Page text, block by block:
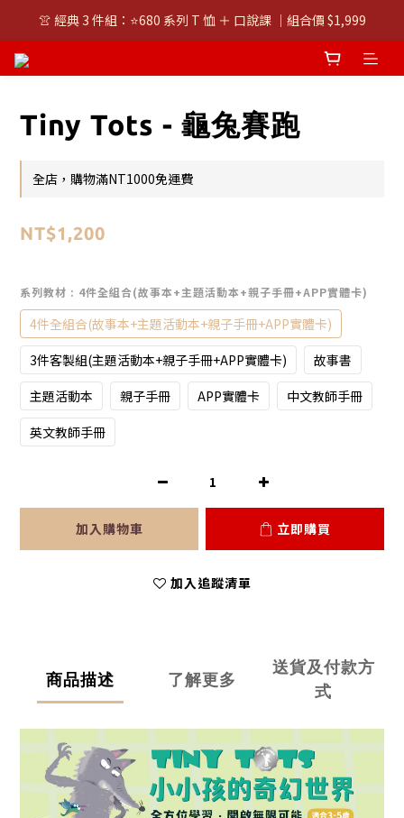
👚 經典 3 件組：⭐680 系列 T 恤 ＋ 口說課 ｜組合價 $1,999
👚 經典 3 件組：⭐680 系列 T 恤 ＋ 口說課 ｜組合價 $1,999
Tiny Tots - 龜兔賽跑
全店，購物滿NT1000免運費
NT$1,200
系列教材 : 4件全組合(故事本+主題活動本+親子手冊+APP實體卡)
4件全組合(故事本+主題活動本+親子手冊+APP實體卡)
3件客製組(主題活動本+親子手冊+APP實體卡)
故事書
主題活動本
親子手冊 APP實體卡
中文教師手冊
英文教師手冊
加入購物車 立即購買
加入追蹤清單
商品描述 了解更多
送貨及付款方
式